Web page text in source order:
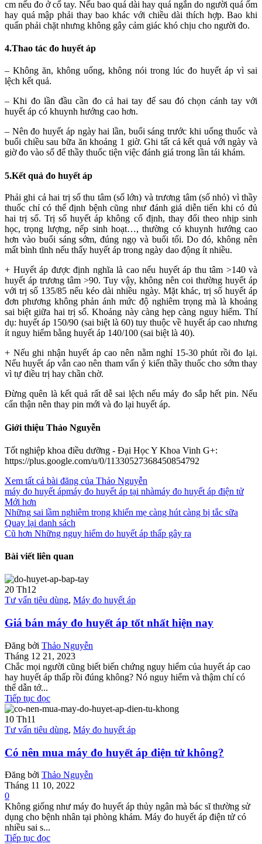
cm nếu đo ở cổ tay. Nếu bao quá dài hay quá ngắn do người quá ốm
hay quá mập phải thay bao khác với chiều dài thích hợp. Bao khi
quấn phải chặt nhưng không gây cảm giác khó chịu cho người đo.
4.Thao tác đo huyết áp
– Không ăn, không uống, không nói trong lúc đo huyết áp vì sai
lệch kết quả.
– Khi đo lần đầu cần đo cả hai tay để sau đó chọn cánh tay với
huyết áp có khuynh hướng cao hơn.
– Nên đo huyết áp ngày hai lần, buổi sáng trước khi uống thuốc và
buổi chiều sau bữa ăn khoảng 1 giờ. Ghi tất cả kết quả với ngày và
giờ đo vào sổ để thầy thuốc tiện việc đánh giá trong lần tái khám.
5.Kết quả đo huyết áp
Phải ghi cả hai trị số thu tâm (số lớn) và trương tâm (số nhỏ) vì thầy
thuốc chỉ có thể định bệnh cũng như đánh giá diễn tiến khi có đủ
hai trị số. Trị số huyết áp không cố định, thay đổi theo nhịp sinh
học, trọng lượng, nếp sinh hoạt…, thường có khuynh hướng cao
hơn vào buổi sáng sớm, đúng ngọ và buổi tối. Do đó, không nên
mất bình tĩnh nếu thấy huyết áp trong ngày dao động ít nhiều.
+ Huyết áp được định nghĩa là cao nếu huyết áp thu tâm >140 và
huyết áp trương tâm >90. Tuy vậy, không nên coi thường huyết áp
với trị số 135/85 nếu kéo dài nhiều ngày. Mặt khác, trị số huyết áp
đơn phương không phản ánh mức độ nghiêm trọng mà là khoảng
sai biệt giữa hai trị số. Khoảng này càng hẹp càng nguy hiểm. Thí
dụ: huyết áp 150/90 (sai biệt là 60) tuy thuộc về huyết áp cao nhưng
ít nguy hiểm bằng huyết áp 140/100 (sai biệt là 40).
+ Nếu ghi nhận huyết áp cao nên nằm nghỉ 15-30 phút rồi đo lại.
Nếu huyết áp vẫn cao nên tham vấn ý kiến thầy thuốc cho sớm thay
vì tự điều trị hay chần chờ.
Ðừng quên là kết quả rất dễ sai lệch nếu máy đo sắp hết pin. Nếu
cẩn thận nên thay pin mới và đo lại huyết áp.
Giới thiệu Thảo Nguyễn
Tốt nghiệp khoa điều dưỡng - Đại Học Y Khoa Vinh G+:
https://plus.google.com/u/0/11330527368450854792
Xem tất cả bài đăng của Thảo Nguyễn
máy đo huyết ápmáy đo huyết áp tại nhàmáy đo huyết áp điện tử
Mới hơn
Những sai lầm nghiêm trọng khiến mẹ càng hút càng bị tắc sữa
Quay lại danh sách
Cũ hơn Những nguy hiểm do huyết áp thấp gây ra
Bài viết liên quan
20 Th12
Tư vấn tiêu dùng, Máy đo huyết áp
Giá bán máy đo huyết áp tốt nhất hiện nay
Đăng bởi Thảo Nguyễn
Tháng 12 21, 2023
Chắc mọi người cũng biết biến chứng nguy hiểm của huyết áp cao
hay huyết áp thấp rồi đúng không? Nó nguy hiểm và thậm chí có
thể dẫn tớ...
Tiếp tục đọc
10 Th11
Tư vấn tiêu dùng, Máy đo huyết áp
Có nên mua máy đo huyết áp điện tử không?
Đăng bởi Thảo Nguyễn
Tháng 11 10, 2022
0
Không giống như máy đo huyết áp thủy ngân mà bác sĩ thường sử
dụng cho bệnh nhân tại phòng khám. Máy đo huyết áp điện tử có
nhiều sai s...
Tiếp tục đọc